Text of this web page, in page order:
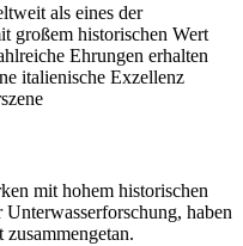
als eines der
großem historischen Wert
Ehrungen erhalten
italienische Exzellenz
mit hohem historischen
haben